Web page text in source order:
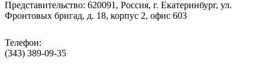
Представительство: 620091, Россия, г. Екатеринбург, ул.
Фронтовых бригад, д. 18, корпус 2, офис 603
Телефон:
(343) 389-09-35